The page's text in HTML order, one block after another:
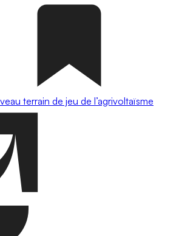
terrain de jeu de l’agrivoltaïsme